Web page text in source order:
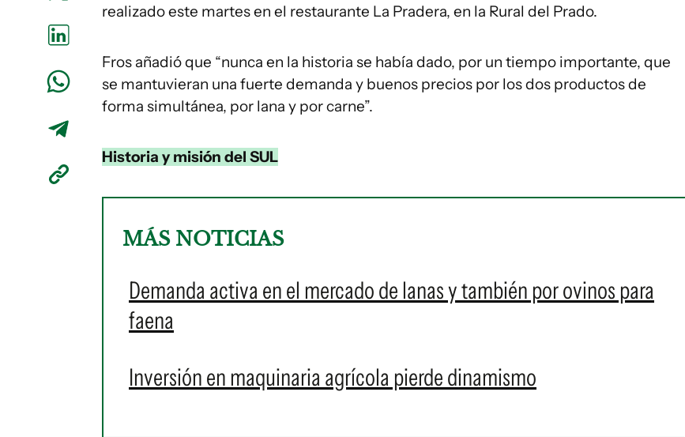
realizado este martes en el restaurante La Pradera, en la Rural del Prado.
Fros añadió que “nunca en la historia se había dado, por un tiempo importante, que
se mantuvieran una fuerte demanda y buenos precios por los dos productos de
forma simultánea, por lana y por carne”.
Historia y misión del SUL
MÁS NOTICIAS
Demanda activa en el mercado de lanas y también por ovinos para
faena
Inversión en maquinaria agrícola pierde dinamismo